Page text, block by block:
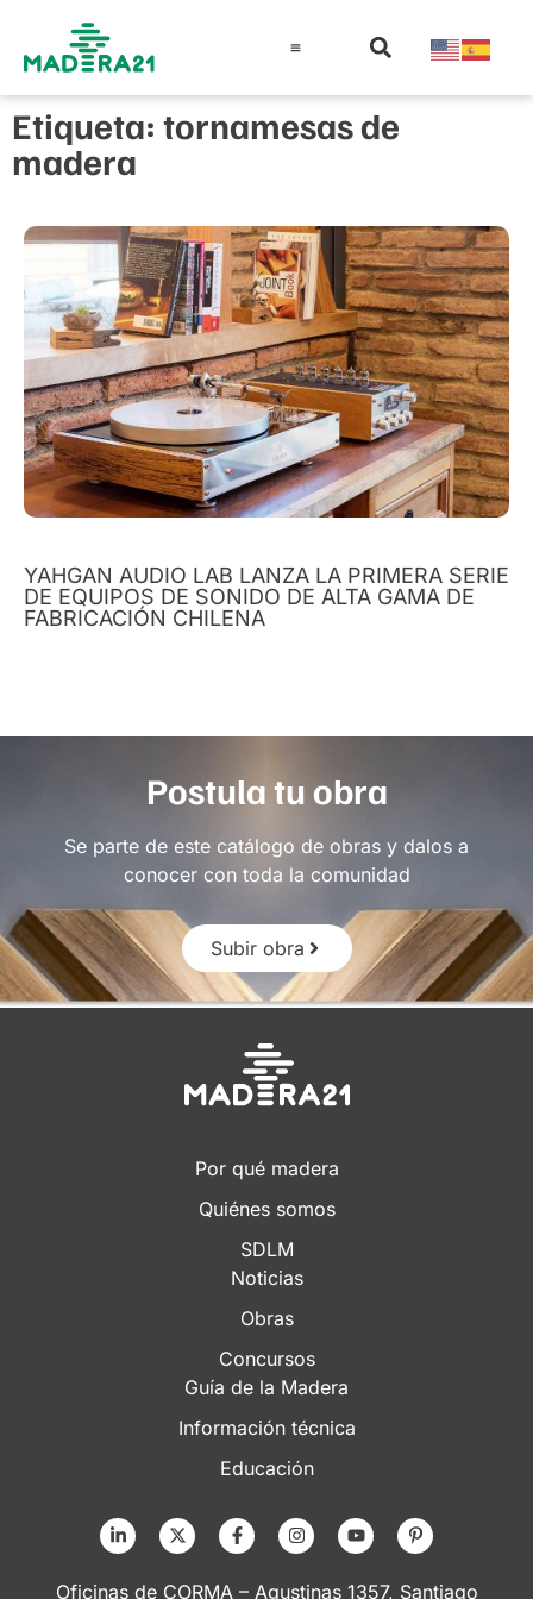
Etiqueta: tornamesas de
madera
YAHGAN AUDIO LAB LANZA LA PRIMERA SERIE
DE EQUIPOS DE SONIDO DE ALTA GAMA DE
FABRICACIÓN CHILENA
Postula tu obra
Se parte de este catálogo de obras y dalos a
conocer con toda la comunidad
Subir obra
Por qué madera
Quiénes somos
SDLM
Noticias
Obras
Concursos
Guía de la Madera
Información técnica
Educación
Oficinas de CORMA – Agustinas 1357, Santiago